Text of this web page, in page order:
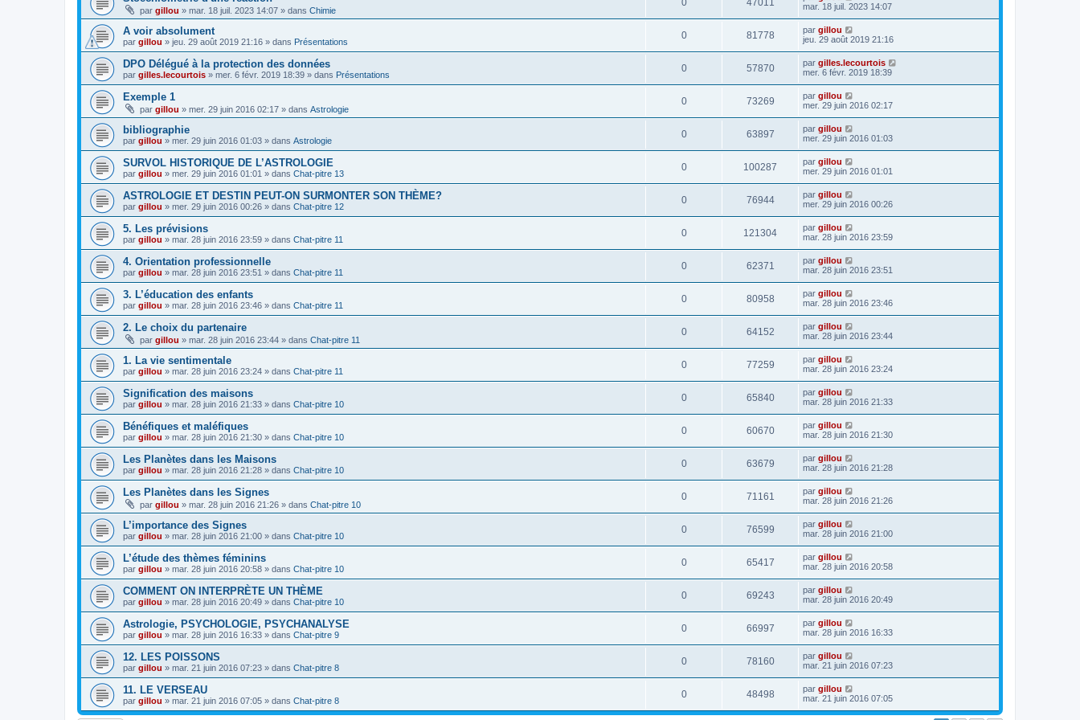
par gillou » mar. 18 juil. 2023 14:07 » dans Chimie
0 47011
mar. 18 juil. 2023 14:07
A voir absolument
par gillou » jeu. 29 août 2019 21:16 » dans Présentations
0 81778 par gillou
jeu. 29 août 2019 21:16
DPO Délégué à la protection des données
par gilles.lecourtois » mer. 6 févr. 2019 18:39 » dans Présentations
0 57870 par gilles.lecourtois
mer. 6 févr. 2019 18:39
Exemple 1
par gillou » mer. 29 juin 2016 02:17 » dans Astrologie
0 73269 par gillou
mer. 29 juin 2016 02:17
bibliographie
par gillou » mer. 29 juin 2016 01:03 » dans Astrologie
0 63897 par gillou
mer. 29 juin 2016 01:03
SURVOL HISTORIQUE DE L’ASTROLOGIE
par gillou » mer. 29 juin 2016 01:01 » dans Chat-pitre 13
0 100287 par gillou
mer. 29 juin 2016 01:01
ASTROLOGIE ET DESTIN PEUT-ON SURMONTER SON THÈME?
par gillou » mer. 29 juin 2016 00:26 » dans Chat-pitre 12
0 76944 par gillou
mer. 29 juin 2016 00:26
5. Les prévisions
par gillou » mar. 28 juin 2016 23:59 » dans Chat-pitre 11
0 121304 par gillou
mar. 28 juin 2016 23:59
4. Orientation professionnelle
par gillou » mar. 28 juin 2016 23:51 » dans Chat-pitre 11
0 62371 par gillou
mar. 28 juin 2016 23:51
3. L’éducation des enfants
par gillou » mar. 28 juin 2016 23:46 » dans Chat-pitre 11
0 80958 par gillou
mar. 28 juin 2016 23:46
2. Le choix du partenaire
par gillou » mar. 28 juin 2016 23:44 » dans Chat-pitre 11
0 64152 par gillou
mar. 28 juin 2016 23:44
1. La vie sentimentale
par gillou » mar. 28 juin 2016 23:24 » dans Chat-pitre 11
0 77259 par gillou
mar. 28 juin 2016 23:24
Signification des maisons
par gillou » mar. 28 juin 2016 21:33 » dans Chat-pitre 10
0 65840 par gillou
mar. 28 juin 2016 21:33
Bénéfiques et maléfiques
par gillou » mar. 28 juin 2016 21:30 » dans Chat-pitre 10
0 60670 par gillou
mar. 28 juin 2016 21:30
Les Planètes dans les Maisons
par gillou » mar. 28 juin 2016 21:28 » dans Chat-pitre 10
0 63679 par gillou
mar. 28 juin 2016 21:28
Les Planètes dans les Signes
par gillou » mar. 28 juin 2016 21:26 » dans Chat-pitre 10
0 71161 par gillou
mar. 28 juin 2016 21:26
L’importance des Signes
par gillou » mar. 28 juin 2016 21:00 » dans Chat-pitre 10
0 76599 par gillou
mar. 28 juin 2016 21:00
L’étude des thèmes féminins
par gillou » mar. 28 juin 2016 20:58 » dans Chat-pitre 10
0 65417 par gillou
mar. 28 juin 2016 20:58
COMMENT ON INTERPRÈTE UN THÈME
par gillou » mar. 28 juin 2016 20:49 » dans Chat-pitre 10
0 69243 par gillou
mar. 28 juin 2016 20:49
Astrologie, PSYCHOLOGIE, PSYCHANALYSE
par gillou » mar. 28 juin 2016 16:33 » dans Chat-pitre 9
0 66997 par gillou
mar. 28 juin 2016 16:33
12. LES POISSONS
par gillou » mar. 21 juin 2016 07:23 » dans Chat-pitre 8
0 78160 par gillou
mar. 21 juin 2016 07:23
11. LE VERSEAU
par gillou » mar. 21 juin 2016 07:05 » dans Chat-pitre 8
0 48498 par gillou
mar. 21 juin 2016 07:05